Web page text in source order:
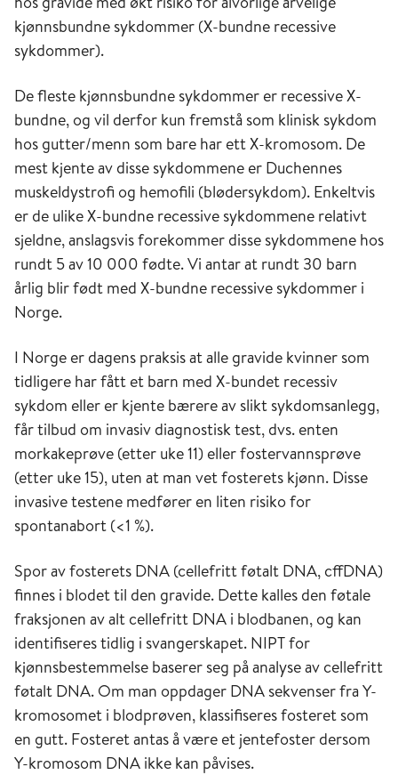
kjønnsbundne sykdommer (X-bundne recessive
sykdommer).
De fleste kjønnsbundne sykdommer er recessive X-
bundne, og vil derfor kun fremstå som klinisk sykdom
hos gutter/menn som bare har ett X-kromosom. De
mest kjente av disse sykdommene er Duchennes
muskeldystrofi og hemofili (blødersykdom). Enkeltvis
er de ulike X-bundne recessive sykdommene relativt
sjeldne, anslagsvis forekommer disse sykdommene hos
rundt 5 av 10 000 fødte. Vi antar at rundt 30 barn
årlig blir født med X-bundne recessive sykdommer i
Norge.
I Norge er dagens praksis at alle gravide kvinner som
tidligere har fått et barn med X-bundet recessiv
sykdom eller er kjente bærere av slikt sykdomsanlegg,
får tilbud om invasiv diagnostisk test, dvs. enten
morkakeprøve (etter uke 11) eller fostervannsprøve
(etter uke 15), uten at man vet fosterets kjønn. Disse
invasive testene medfører en liten risiko for
spontanabort (<1 %).
Spor av fosterets DNA (cellefritt føtalt DNA, cffDNA)
finnes i blodet til den gravide. Dette kalles den føtale
fraksjonen av alt cellefritt DNA i blodbanen, og kan
identifiseres tidlig i svangerskapet. NIPT for
kjønnsbestemmelse baserer seg på analyse av cellefritt
føtalt DNA. Om man oppdager DNA sekvenser fra Y-
kromosomet i blodprøven, klassifiseres fosteret som
en gutt. Fosteret antas å være et jentefoster dersom
Y-kromosom DNA ikke kan påvises.